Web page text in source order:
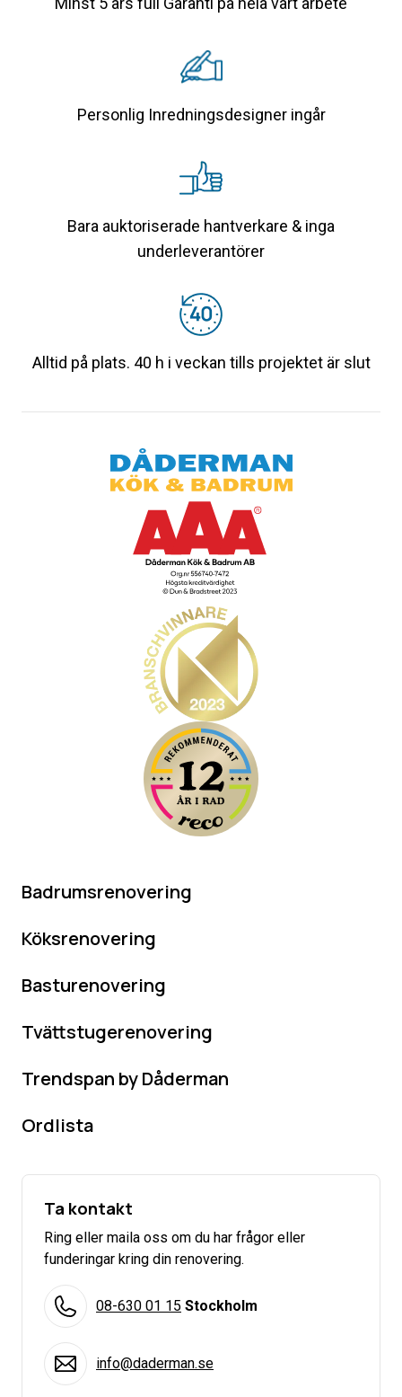
Personlig Inredningsdesigner ingår
Bara auktoriserade hantverkare & inga
underleverantörer
Alltid på plats. 40 h i veckan tills projektet är slut
Badrumsrenovering
Köksrenovering
Basturenovering
Tvättstugerenovering
Trendspan by Dåderman
Ordlista
Ta kontakt
Ring eller maila oss om du har frågor eller
funderingar kring din renovering.
08-630 01 15 Stockholm
info@daderman.se